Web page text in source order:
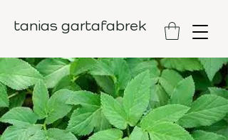
tanias gartafabrek